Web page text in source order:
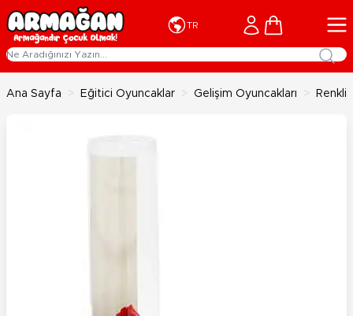
İçeriğe geç
TR Cart
Ana Sayfa > Eğitici Oyuncaklar > Gelişim Oyuncakları > Renkli